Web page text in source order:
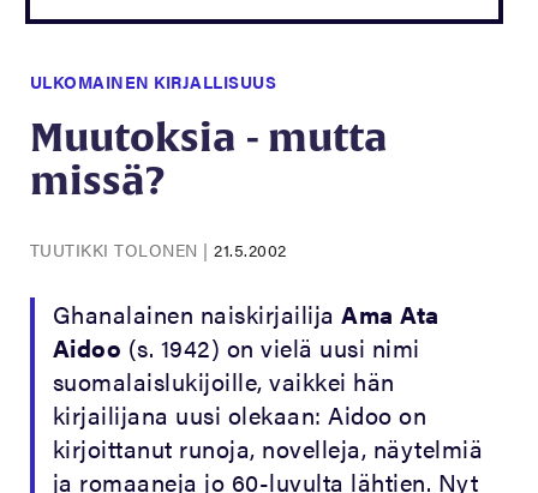
ULKOMAINEN KIRJALLISUUS
Muutoksia - mutta
missä?
TUUTIKKI TOLONEN |21.5.2002
Ghanalainen naiskirjailijaAma Ata
Aidoo (s. 1942) on vielä uusi nimi
suomalaislukijoille, vaikkei hän
kirjailijana uusi olekaan: Aidoo on
kirjoittanut runoja, novelleja, näytelmiä
ja romaaneja jo 60-luvulta lähtien. Nyt